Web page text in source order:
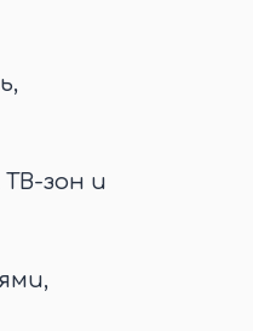
зон и